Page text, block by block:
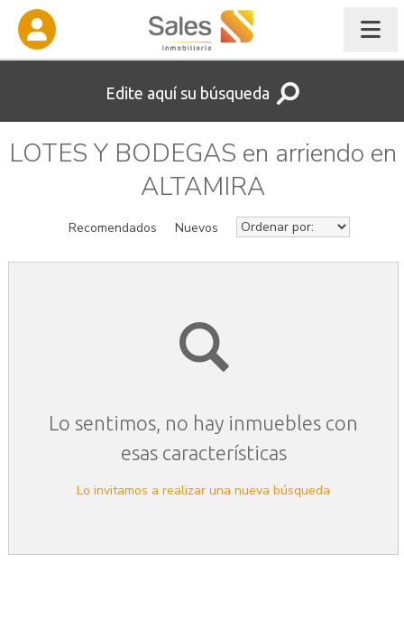
Edite aquí su búsqueda
LOTES Y BODEGAS en arriendo en
ALTAMIRA
Recomendados Nuevos
Lo sentimos, no hay inmuebles con
esas características
Lo invitamos a realizar una nueva búsqueda